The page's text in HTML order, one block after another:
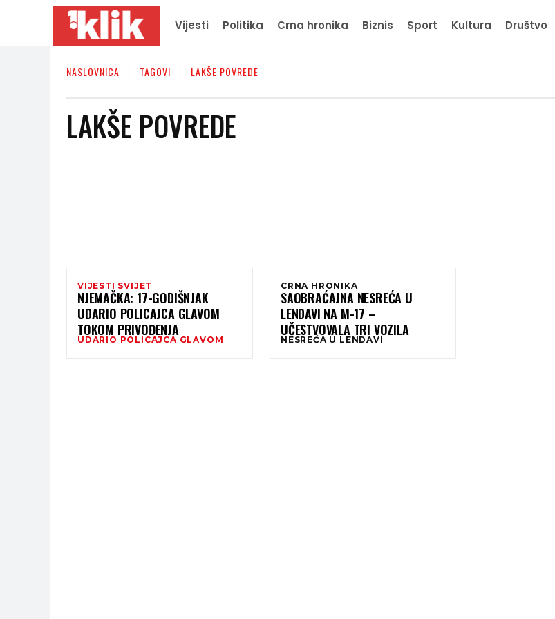
Vijesti Politika Crna hronika Biznis Sport Kultura Društvo
NASLOVNICA TAGOVI LAKŠE POVREDE
LAKŠE POVREDE
VIJESTI SVIJET
NJEMAČKA: 17-GODIŠNJAK
UDARIO POLICAJCA GLAVOM
TOKOM PRIVOĐENJA
UDARIO POLICAJCA GLAVOM
CRNA HRONIKA
SAOBRAĆAJNA NESREĆA U
LENDAVI NA M-17 –
UČESTVOVALA TRI VOZILA
NESREĆA U LENDAVI